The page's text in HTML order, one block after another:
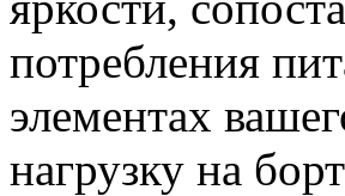
потребления
элементах
нагрузку на